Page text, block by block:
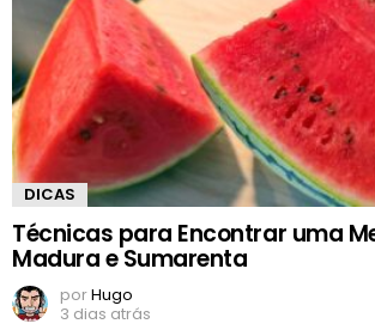
DICAS
Técnicas para Encontrar uma
Madura e Sumarenta
porHugo
3 dias atrás